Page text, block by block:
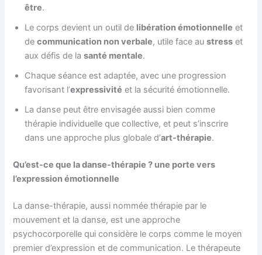
être.
Le corps devient un outil de libération émotionnelle et
decommunication non verbale, utile face austress et
aux défis de lasanté mentale.
Chaque séance est adaptée, avec une progression
favorisant l’expressivité et la sécurité émotionnelle.
La danse peut être envisagée aussi bien comme
thérapie individuelle que collective, et peut s’inscrire
dans une approche plus globale d’art-thérapie.
Qu’est-ce que la danse-thérapie ? une porte vers
l’expression émotionnelle
La danse-thérapie, aussi nommée thérapie par le
mouvement et la danse, est une approche
psychocorporelle qui considère le corps comme le moyen
premier d’expression et de communication. Le thérapeute